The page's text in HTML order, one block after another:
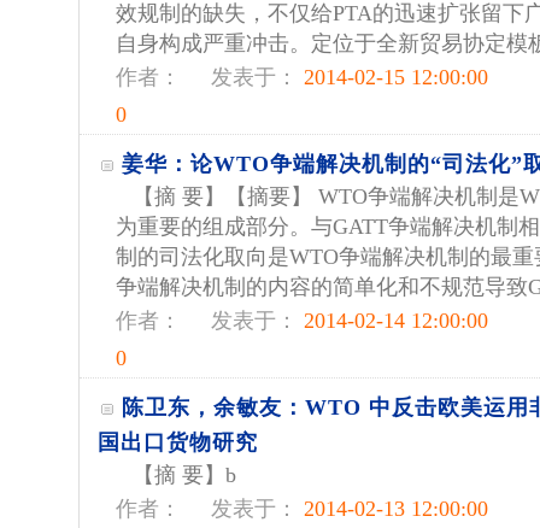
效规制的缺失，不仅给PTA的迅速扩张留下
自身构成严重冲击。定位于全新贸易协定模
作者：
发表于： 2014-02-15 12:00:00
0
姜华：论WTO争端解决机制的“司法化”
【摘 要】【摘要】 WTO争端解决机制是
为重要的组成部分。与GATT争端解决机制
制的司法化取向是WTO争端解决机制的最
争端解决机制的内容的简单化和不规范导致
作者：
发表于： 2014-02-14 12:00:00
0
陈卫东，余敏友：WTO 中反击欧美运用
国出口货物研究
【摘 要】b
作者：
发表于： 2014-02-13 12:00:00